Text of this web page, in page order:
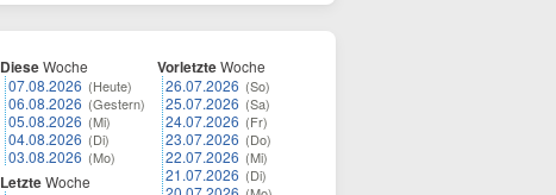
DieseWoche
07.08.2026 (Heute)
06.08.2026 (Gestern)
05.08.2026 (Mi)
04.08.2026 (Di)
03.08.2026 (Mo)
LetzteWoche
VorletzteWoche
26.07.2026 (So)
25.07.2026 (Sa)
24.07.2026 (Fr)
23.07.2026 (Do)
22.07.2026 (Mi)
21.07.2026 (Di)